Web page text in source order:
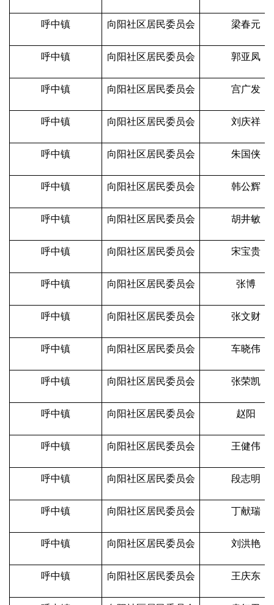
呼中镇 向阳社区居民委员会 梁春元
呼中镇 向阳社区居民委员会 郭亚凤
呼中镇 向阳社区居民委员会 宫广发
呼中镇 向阳社区居民委员会 刘庆祥
呼中镇 向阳社区居民委员会 朱国侠
呼中镇 向阳社区居民委员会 韩公辉
呼中镇 向阳社区居民委员会 胡井敏
呼中镇 向阳社区居民委员会 宋宝贵
呼中镇 向阳社区居民委员会 张博
呼中镇 向阳社区居民委员会 张文财
呼中镇 向阳社区居民委员会 车晓伟
呼中镇 向阳社区居民委员会 张荣凯
呼中镇 向阳社区居民委员会 赵阳
呼中镇 向阳社区居民委员会 王健伟
呼中镇 向阳社区居民委员会 段志明
呼中镇 向阳社区居民委员会 丁献瑞
呼中镇 向阳社区居民委员会 刘洪艳
呼中镇 向阳社区居民委员会 王庆东